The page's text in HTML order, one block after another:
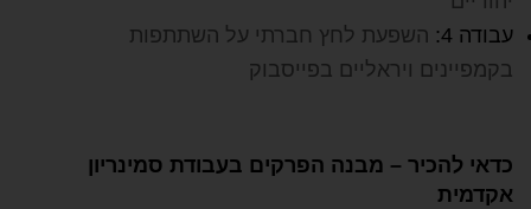
עבודה 4:
השפעת לחץ חברתי על השתתפות
בקמפיינים ויראליים בפייסבוק
כדאי להכיר – מבנה הפרקים בעבודת סמינריון
אקדמית